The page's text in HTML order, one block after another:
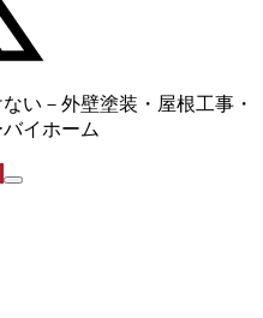
い－外壁塗装・屋根工事・
イホーム